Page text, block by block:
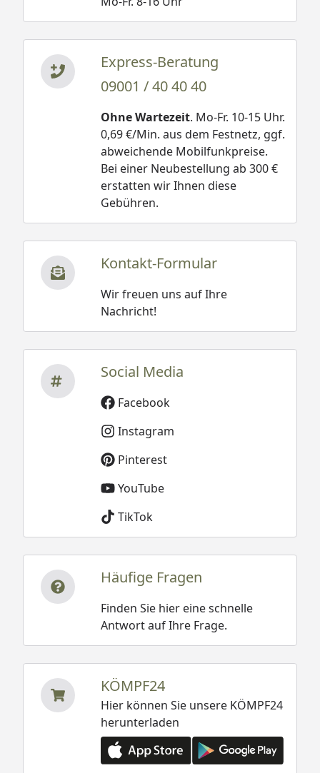
Express-Beratung
09001 / 40 40 40
Ohne Wartezeit. Mo-Fr. 10-15 Uhr.
0,69 €/Min. aus dem Festnetz, ggf.
abweichende Mobilfunkpreise.
Bei einer Neubestellung ab 300 €
erstatten wir Ihnen diese
Gebühren.
Kontakt-Formular
Wir freuen uns auf Ihre
Nachricht!
Social Media
Facebook
Instagram
Pinterest
YouTube
TikTok
Häufige Fragen
Finden Sie hier eine schnelle
Antwort auf Ihre Frage.
KÖMPF24
Hier können Sie unsere KÖMPF24
herunterladen